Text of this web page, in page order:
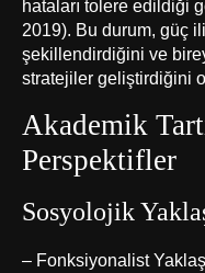
hataları tolere edildiği
2019). Bu durum, güç
şekillendirdiğini ve
stratejiler geliştirdiğini
Akademik
Perspektifler
Sosyolojik
– Fonksiyonalist